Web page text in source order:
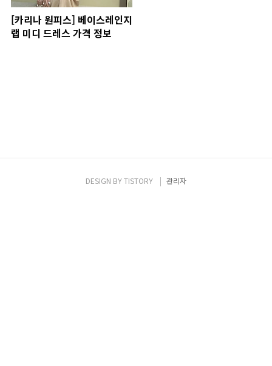
[카리나 원피스] 베이스레인지
랩 미디 드레스 가격 정보
DESIGN BYTISTORY 관리자